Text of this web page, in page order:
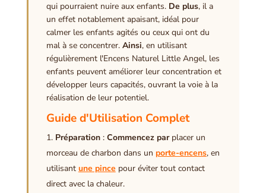
qui pourraient nuire aux enfants. De plus, il a
un effet notablement apaisant, idéal pour
calmer les enfants agités ou ceux qui ont du
mal à se concentrer. Ainsi, en utilisant
régulièrement l'Encens Naturel Little Angel, les
enfants peuvent améliorer leur concentration et
développer leurs capacités, ouvrant la voie à la
réalisation de leur potentiel.
Guide d'Utilisation Complet
Préparation: Commencez parplacer un
morceau de charbon dans un porte-encens, en
utilisant une pince pour éviter tout contact
direct avec la chaleur.